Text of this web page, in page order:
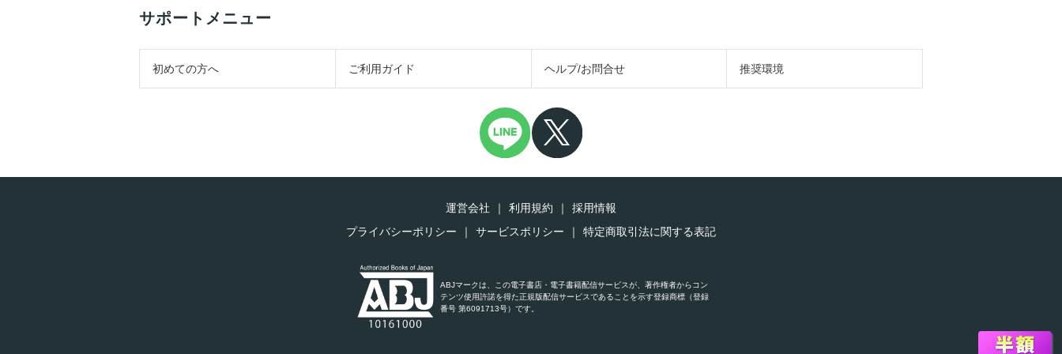
サポートメニュー
初めての方へ ご利用ガイド ヘルプ/お問合せ 推奨環境
運営会社 利用規約
採用情報
プライバシーポリシー
サービスポリシー 特定商取引法に関する表記
ABJマークは、この電子書店・電子書籍配信サービスが、著作権者からコン
テンツ使用許諾を得た正規版配信サービスであることを示す登録商標（登録
番号 第6091713号）です。